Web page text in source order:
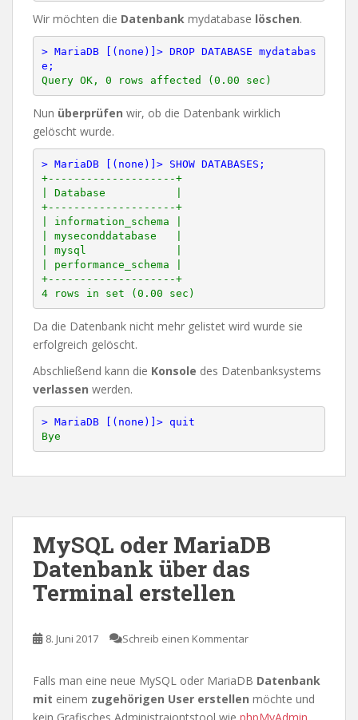
Wir möchten die Datenbank mydatabase löschen.
> MariaDB [(none)]> DROP DATABASE mydatabas
e;
Nun überprüfen wir, ob die Datenbank wirklich
gelöscht wurde.
> MariaDB [(none)]> SHOW DATABASES;
+--------------------+
| Database           |
+--------------------+
| information_schema |
| myseconddatabase   |
| mysql              |
| performance_schema |
+--------------------+
Da die Datenbank nicht mehr gelistet wird wurde sie
erfolgreich gelöscht.
Abschließend kann die Konsole des Datenbanksystems
verlassen werden.
> MariaDB [(none)]> quit
MySQL oder MariaDB
Datenbank über das
Terminal erstellen
8. Juni 2017 Schreib einen Kommentar
Falls man eine neue MySQL oder MariaDB Datenbank
mit einem zugehörigen User erstellen möchte und